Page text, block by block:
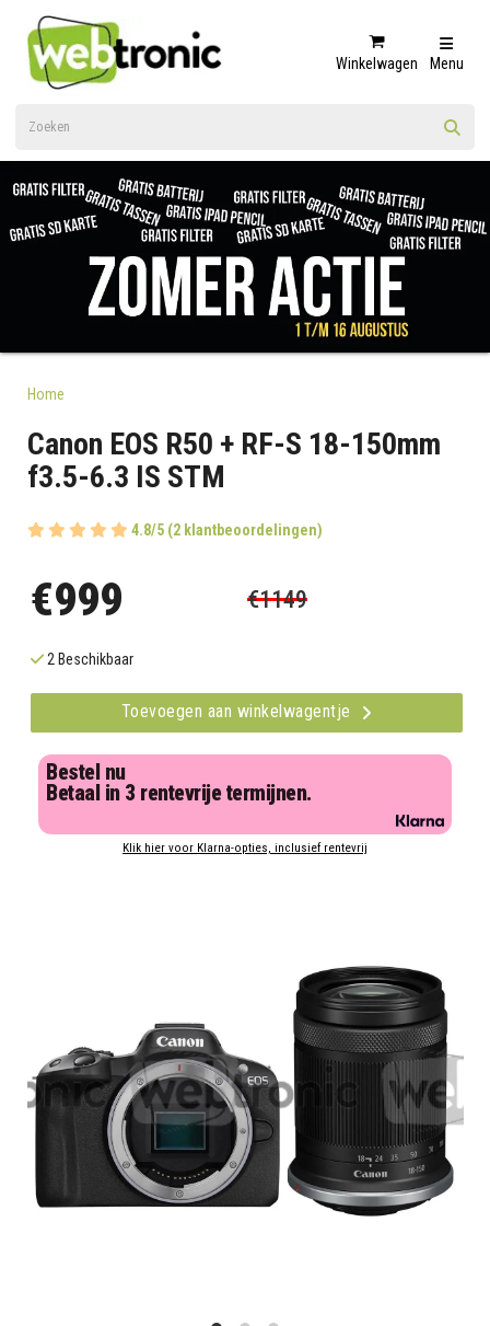
Winkelwagen Menu
Home
Canon EOS R50 + RF-S 18-150mm
f3.5-6.3 IS STM
4.8/5 (2 klantbeoordelingen)
€999 €1149
2 Beschikbaar
Toevoegen aan winkelwagentje
Bestel nu
Betaal in 3 rentevrije termijnen.
Klik hier voor Klarna-opties, inclusief rentevrij